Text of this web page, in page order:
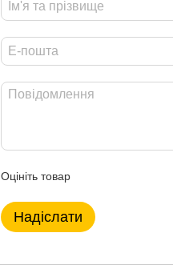
Оцініть товар
Надіслати